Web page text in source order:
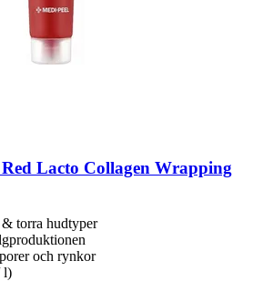
Red Lacto Collagen Wrapping
torra hudtyper
och rynkor
l)